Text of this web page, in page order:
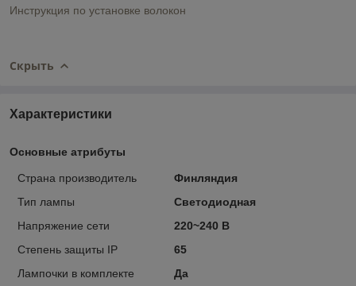
Инструкция по установке волокон
Скрыть
Характеристики
Основные атрибуты
Страна производитель
Финляндия
Тип лампы
Светодиодная
Напряжение сети
220~240 В
Степень защиты IP
65
Лампочки в комплекте
Да